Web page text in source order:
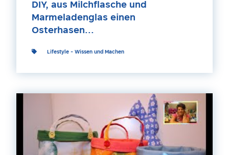
DIY, aus Milchflasche und
Marmeladenglas einen
Osterhasen...
Lifestyle - Wissen und Machen